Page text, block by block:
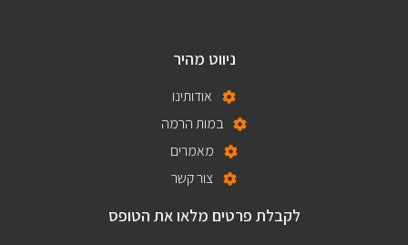
ניווט מהיר
אודותינו
במות הרמה
מאמרים
צור קשר
לקבלת פרטים מלאו את הטופס